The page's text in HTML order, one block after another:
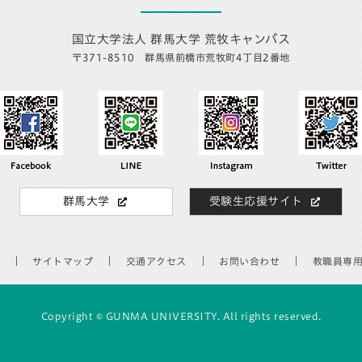
国立大学法人 群馬大学 荒牧キャンパス
〒371-8510 群馬県前橋市荒牧町4丁目2番地
群馬大学 受験生応援サイト
サイトマップ 交通アクセス お問い合わせ 教職員専
Copyright © GUNMA UNIVERSITY. All rights reserved.